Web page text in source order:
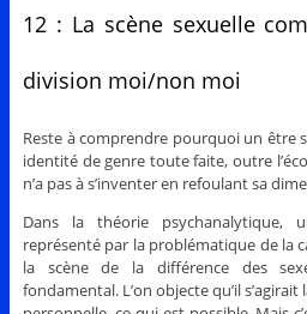
12 : La scène sexuelle
division moi/non moi
Reste à comprendre pourquoi un être
identité de genre toute faite, outre
n’a pas à s’inventer en refoulant sa
Dans la théorie psychanalytique,
représenté par la problématique de la
la scène de la différence des
fondamental. L’on objecte qu’il